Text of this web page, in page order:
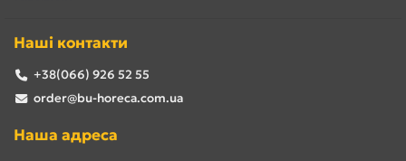
Наші контакти
+38(066) 926 52 55
order@bu-horeca.com.ua
Наша адреса